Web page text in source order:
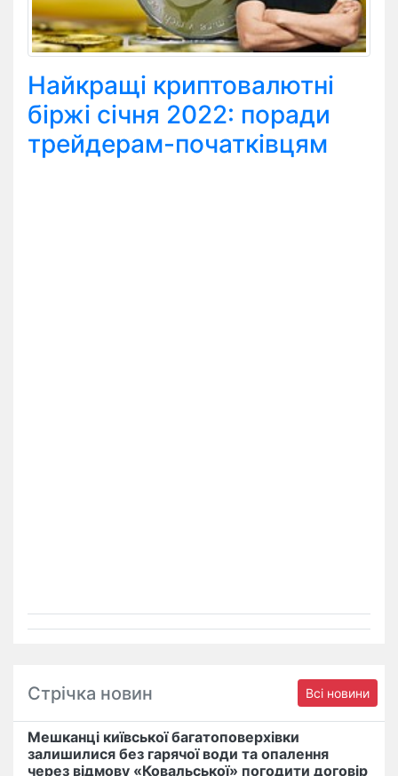
Найкращі криптовалютні
біржі січня 2022: поради
трейдерам-початківцям
Стрічка новин Всі новини
Мешканці київської багатоповерхівки
залишилися без гарячої води та опалення
через відмову «Ковальської» погодити договір